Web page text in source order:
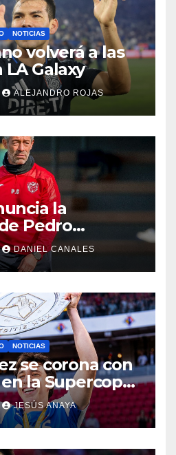
NOTICIAS
volverá a las
Galaxy
ALEJANDRO ROJAS
la
Pedro
DANIEL CANALES
NOTICIAS
se corona con
la Supercopa
JESÚS ANAYA